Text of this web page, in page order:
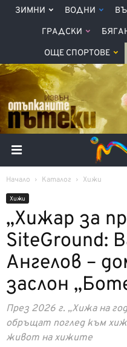
ЗИМНИ ВОДНИ
ГРАДСКИ
ОЩЕ СПОРТОВЕ
Начало Каталог Хижи
Хижи
„Хижар за
SiteGround:
Ангелов –
заслон
През 2026 г. „Хижа на
обръщат поглед към
живот на хижите